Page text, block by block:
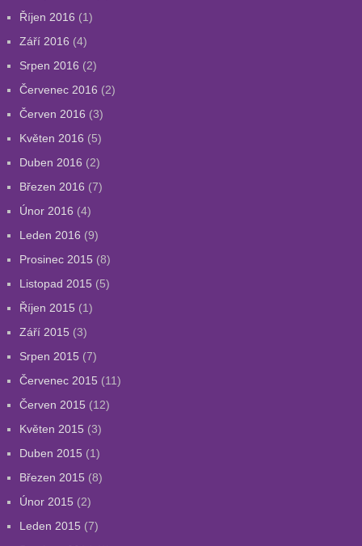
Říjen 2016 (1)
Září 2016 (4)
Srpen 2016 (2)
Červenec 2016 (2)
Červen 2016 (3)
Květen 2016 (5)
Duben 2016 (2)
Březen 2016 (7)
Únor 2016 (4)
Leden 2016 (9)
Prosinec 2015 (8)
Listopad 2015 (5)
Říjen 2015 (1)
Září 2015 (3)
Srpen 2015 (7)
Červenec 2015 (11)
Červen 2015 (12)
Květen 2015 (3)
Duben 2015 (1)
Březen 2015 (8)
Únor 2015 (2)
Leden 2015 (7)